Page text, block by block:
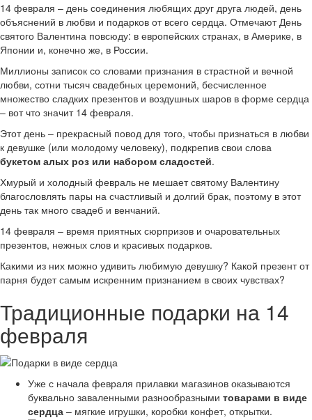
14 февраля – день соединения любящих друг друга людей, день
объяснений в любви и подарков от всего сердца. Отмечают День
святого Валентина повсюду: в европейских странах, в Америке, в
Японии и, конечно же, в России.
Миллионы записок со словами признания в страстной и вечной
любви, сотни тысяч свадебных церемоний, бесчисленное
множество сладких презентов и воздушных шаров в форме сердца
– вот что значит 14 февраля.
Этот день – прекрасный повод для того, чтобы признаться в любви
к девушке (или молодому человеку), подкрепив свои слова
букетом алых роз или набором сладостей.
Хмурый и холодный февраль не мешает святому Валентину
благословлять пары на счастливый и долгий брак, поэтому в этот
день так много свадеб и венчаний.
14 февраля – время приятных сюрпризов и очаровательных
презентов, нежных слов и красивых подарков.
Какими из них можно удивить любимую девушку? Какой презент от
парня будет самым искренним признанием в своих чувствах?
Традиционные подарки на 14
февраля
Уже с начала февраля прилавки магазинов оказываются
буквально заваленными разнообразными товарами в виде
сердца – мягкие игрушки, коробки конфет, открытки.